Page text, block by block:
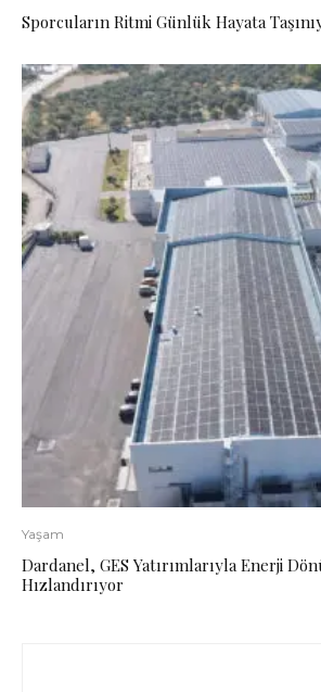
Sporcuların Ritmi Günlük Hayata
Yaşam
Dardanel, GES Yatırımlarıyla Enerji
Hızlandırıyor